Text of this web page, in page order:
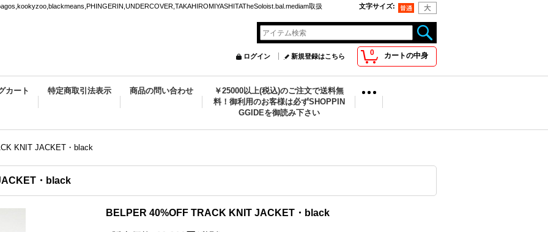
取扱 文字サイズ:
0 カートの中身
ログイン 新規登録はこちら
カート 特定商取引法表示 商品の問い合わせ
￥25000以上(税込)のご注文で送料無
料！御利用のお客様は必ずSHOPPIN
GGIDEを御読み下さい
KNIT JACKET・black
・black
BELPER 40%OFF TRACK KNIT JACKET・black